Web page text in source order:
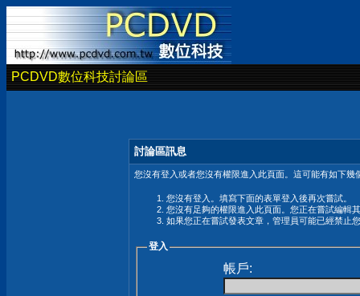
PCDVD數位科技討論區
討論區訊息
您沒有登入或者您沒有權限進入此頁面。這可能有如下幾
您沒有登入。填寫下面的表單登入後再次嘗試。
您沒有足夠的權限進入此頁面。您正在嘗試編輯
如果您正在嘗試發表文章，管理員可能已經禁止
登入
帳戶: